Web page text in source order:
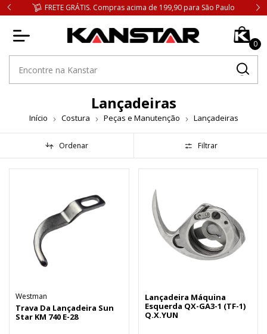
PARCELAMENTO em até 12x sem juros
0
Lançadeiras
Início Costura Peças e Manutenção Lançadeiras
Ordenar Filtrar
Westman
Trava Da Lançadeira Sun
Star KM 740 E-28
Lançadeira Máquina
Esquerda QX-GA3-1 (TF-1)
Q.X.YUN